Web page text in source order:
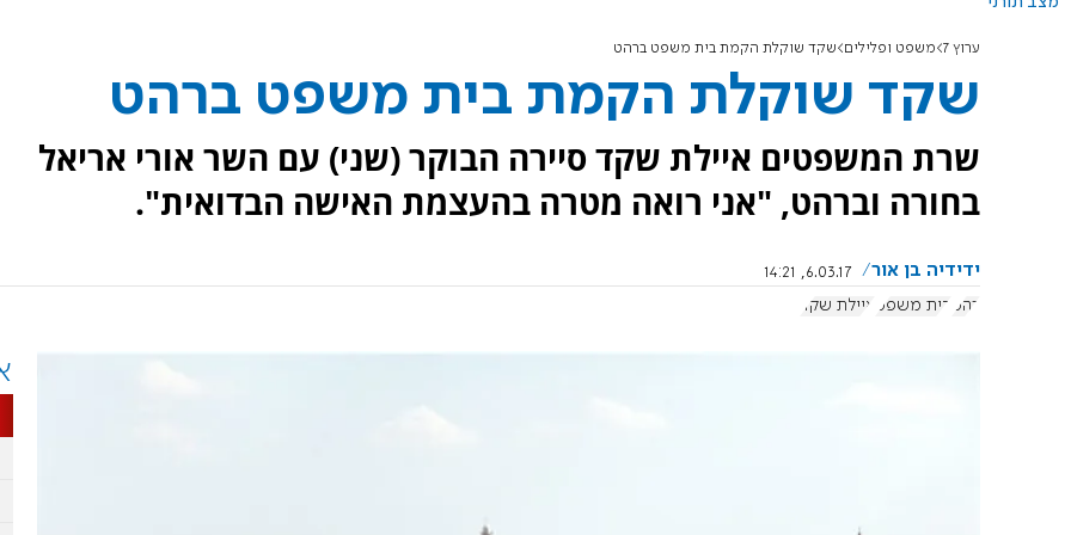
ערוץ 7 משפט ופלילים שקד שוקלת הקמת בית משפט ברהט
שקד שוקלת הקמת בית משפט ברהט
שרת המשפטים איילת שקד סיירה הבוקר (שני) עם השר אורי אריאל
בחורה וברהט, "אני רואה מטרה בהעצמת האישה הבדואית".
ידידיה בן אור
6.03.17, 14:21
רהט בית משפט איילת שקד